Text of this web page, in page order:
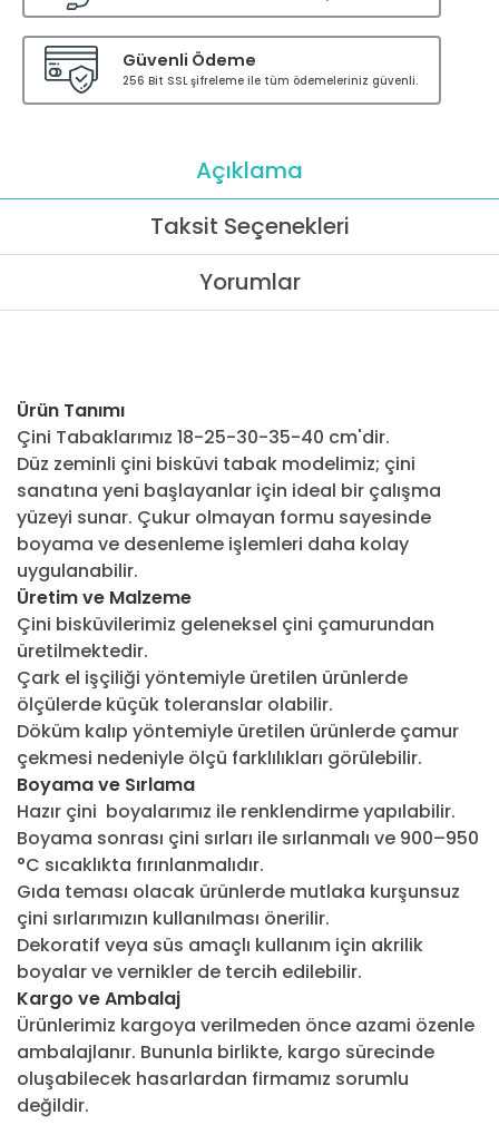
Güvenli Ödeme
256 Bit SSL şifreleme ile tüm ödemeleriniz güvenli.
Açıklama
Taksit Seçenekleri
Yorumlar
Ürün Tanımı
Çini Tabaklarımız 18-25-30-35-40 cm'dir.
Düz zeminli çini bisküvi tabak modelimiz; çini
sanatına yeni başlayanlar için ideal bir çalışma
yüzeyi sunar. Çukur olmayan formu sayesinde
boyama ve desenleme işlemleri daha kolay
uygulanabilir.
Üretim ve Malzeme
Çini bisküvilerimiz geleneksel çini çamurundan
üretilmektedir.
Çark el işçiliği yöntemiyle üretilen ürünlerde
ölçülerde küçük toleranslar olabilir.
Döküm kalıp yöntemiyle üretilen ürünlerde çamur
çekmesi nedeniyle ölçü farklılıkları görülebilir.
Boyama ve Sırlama
Hazır çini boyalarımız ile renklendirme yapılabilir.
Boyama sonrası çini sırları ile sırlanmalı ve 900–950
°C sıcaklıkta fırınlanmalıdır.
Gıda teması olacak ürünlerde mutlaka kurşunsuz
çini sırlarımızın kullanılması önerilir.
Dekoratif veya süs amaçlı kullanım için akrilik
boyalar ve vernikler de tercih edilebilir.
Kargo ve Ambalaj
Ürünlerimiz kargoya verilmeden önce azami özenle
ambalajlanır. Bununla birlikte, kargo sürecinde
oluşabilecek hasarlardan firmamız sorumlu
değildir.